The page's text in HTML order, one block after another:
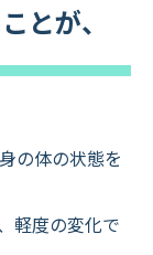
とが、
の体の状態を
軽度の変化で